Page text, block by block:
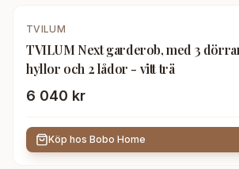
TVILUM
TVILUM Next garderob, med 3
hyllor och 2 lådor - vitt trä
6 040 kr
Köp hos Bobo Home